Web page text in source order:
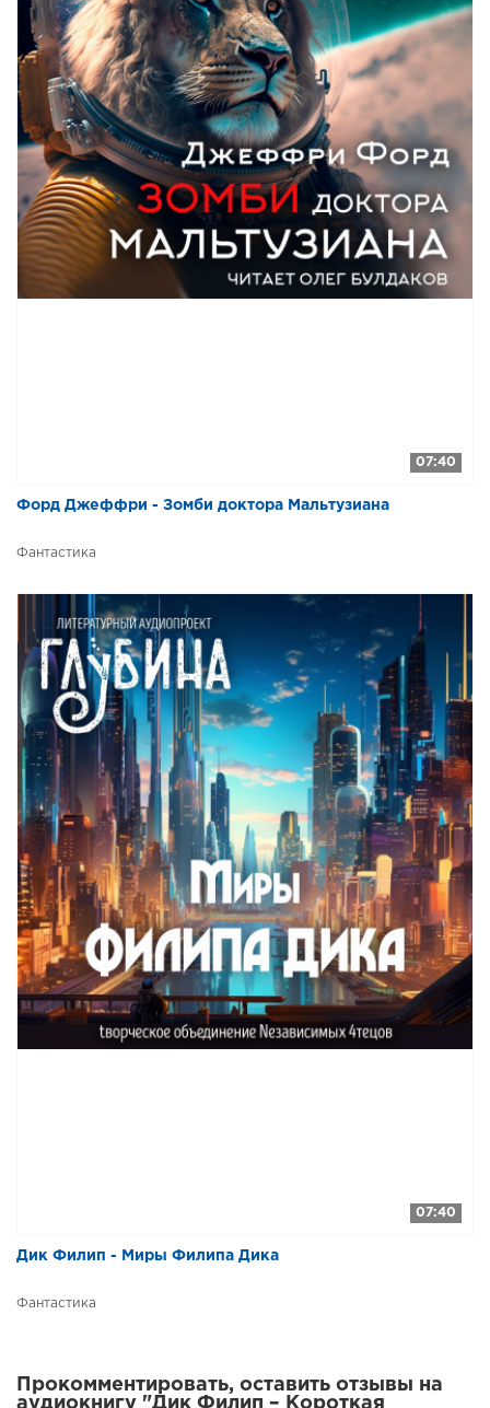
07:40
Форд Джеффри - Зомби доктора Мальтузиана
Фантастика
07:40
Дик Филип - Миры Филипа Дика
Фантастика
Прокомментировать, оставить отзывы на
аудиокнигу "Дик Филип – Короткая